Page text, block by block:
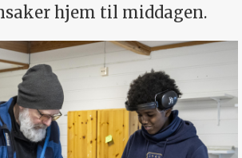
hjem til middagen.